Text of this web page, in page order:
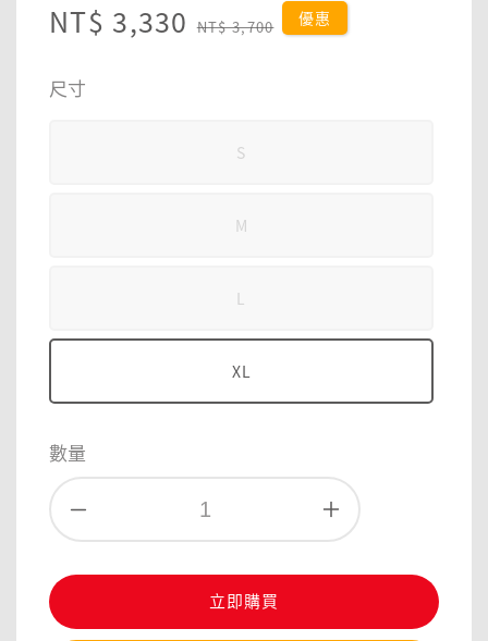
Sale
NT$ 3,330 Regular
NT$ 3,700 優惠
尺寸
S
M
L
XL
數量
立即購買